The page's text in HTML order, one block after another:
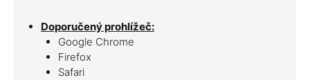
Doporučený prohlížeč:
Google Chrome
Firefox
Safari